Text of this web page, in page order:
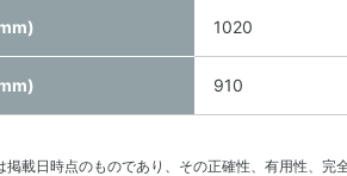
1020
910
掲載日時点のものであり、その正確性、有用性、完